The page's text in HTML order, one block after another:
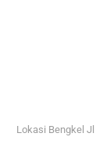
Lokasi Bengkel